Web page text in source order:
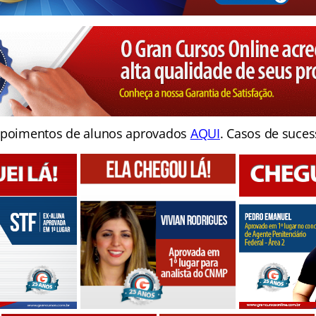
de alunos aprovados AQUI. Casos de